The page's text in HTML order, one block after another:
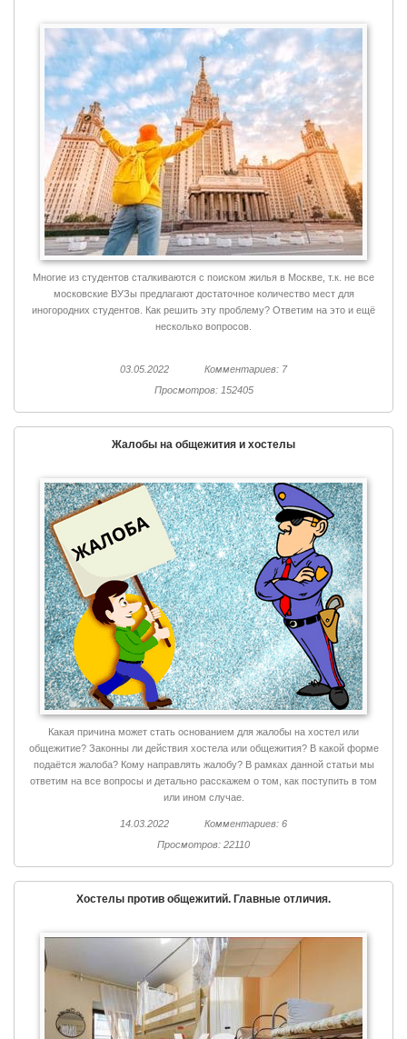
Многие из студентов сталкиваются с поиском жилья в Москве, т.к. не все
московские ВУЗы предлагают достаточное количество мест для
иногородних студентов. Как решить эту проблему? Ответим на это и ещё
несколько вопросов.
03.05.2022
Комментариев: 7
Просмотров: 152405
Жалобы на общежития и хостелы
Какая причина может стать основанием для жалобы на хостел или
общежитие? Законны ли действия хостела или общежития? В какой форме
подаётся жалоба? Кому направлять жалобу? В рамках данной статьи мы
ответим на все вопросы и детально расскажем о том, как поступить в том
или ином случае.
14.03.2022
Комментариев: 6
Просмотров: 22110
Хостелы против общежитий. Главные отличия.